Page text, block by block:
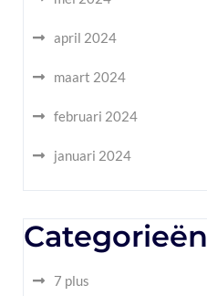
april 2024
maart 2024
februari 2024
januari 2024
Categorieën
7 plus